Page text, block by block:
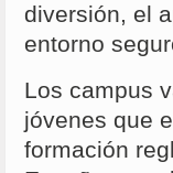
diversión, el
entorno
Los campus
jóvenes que
formación